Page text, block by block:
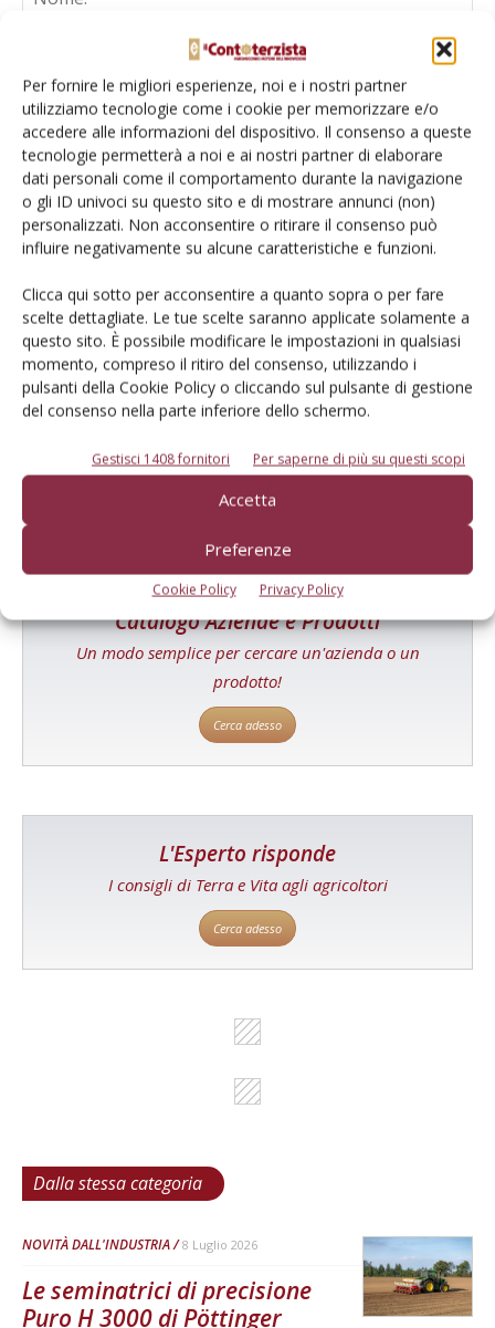
Per fornire le migliori esperienze, noi e i nostri partner
utilizziamo tecnologie come i cookie per memorizzare e/o
accedere alle informazioni del dispositivo. Il consenso a queste
tecnologie permetterà a noi e ai nostri partner di elaborare
dati personali come il comportamento durante la navigazione
o gli ID univoci su questo sito e di mostrare annunci (non)
personalizzati. Non acconsentire o ritirare il consenso può
influire negativamente su alcune caratteristiche e funzioni.
Clicca qui sotto per acconsentire a quanto sopra o per fare
scelte dettagliate. Le tue scelte saranno applicate solamente a
questo sito. È possibile modificare le impostazioni in qualsiasi
momento, compreso il ritiro del consenso, utilizzando i
pulsanti della Cookie Policy o cliccando sul pulsante di gestione
del consenso nella parte inferiore dello schermo.
Gestisci 1408 fornitori Per saperne di più su questi scopi
Accetta
Preferenze
Cookie Policy Privacy Policy
Salva il mio nome, email e sito web in questo browser per la
prossima volta che commento.
E-magazine
Tecniche, prodotti e servizi dalle aziende
Catalogo Aziende e Prodotti
Un modo semplice per cercare un'azienda o un
prodotto!
Cerca adesso
L'Esperto risponde
I consigli di Terra e Vita agli agricoltori
Cerca adesso
Dalla stessa categoria
NOVITÀ DALL'INDUSTRIA 8 Luglio 2026
Le seminatrici di precisione
Puro H 3000 di Pöttinger